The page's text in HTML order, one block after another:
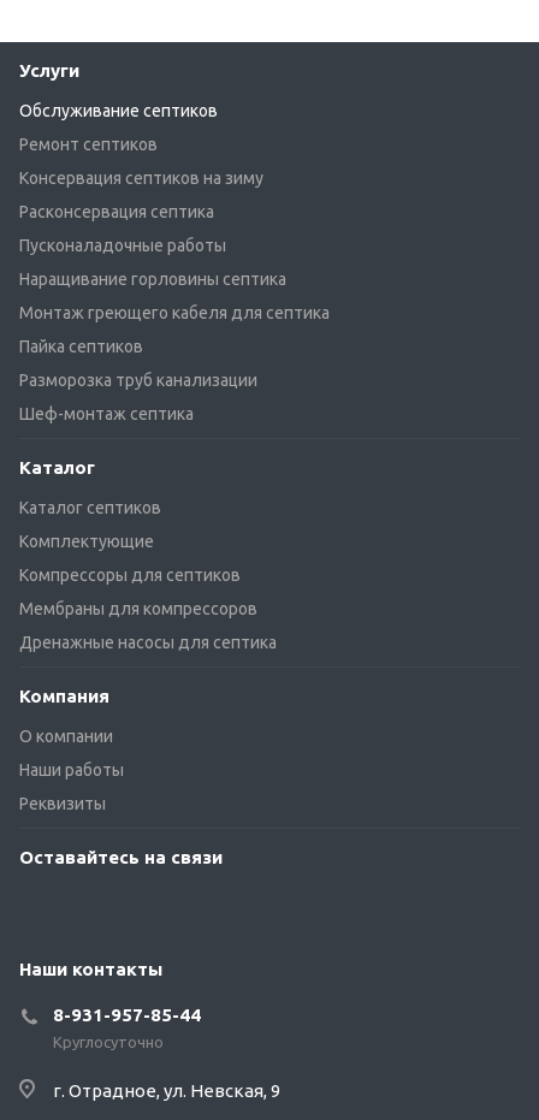
Услуги
Обслуживание септиков
Ремонт септиков
Консервация септиков на зиму
Расконсервация септика
Пусконаладочные работы
Наращивание горловины септика
Монтаж греющего кабеля для септика
Пайка септиков
Разморозка труб канализации
Шеф-монтаж септика
Каталог
Каталог септиков
Комплектующие
Компрессоры для септиков
Мембраны для компрессоров
Дренажные насосы для септика
Компания
О компании
Наши работы
Реквизиты
Оставайтесь на связи
Наши контакты
8-931-957-85-44
Круглосуточно
г. Отрадное, ул. Невская, 9